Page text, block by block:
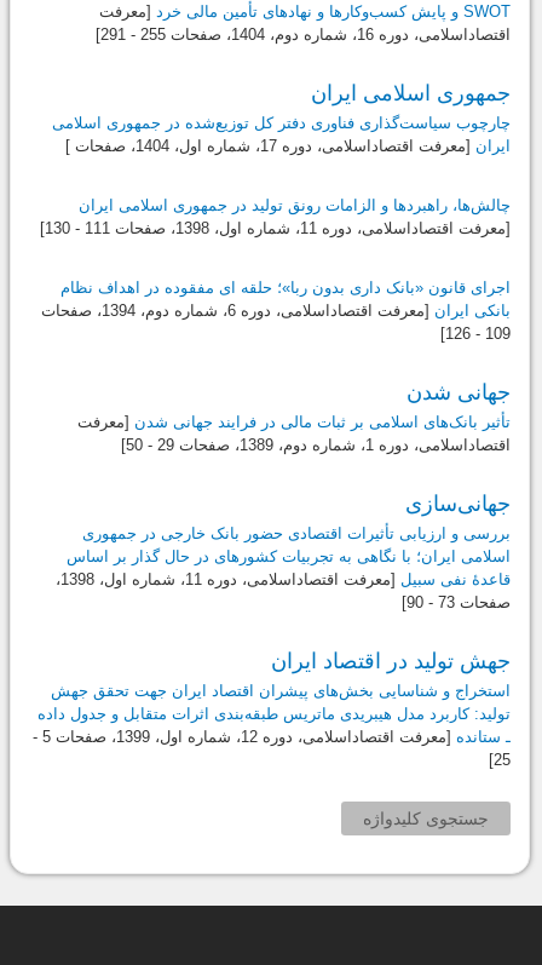
SWOT و پایش کسب‌وکارها و نهادهای تأمین مالی خرد
[معرفت
اقتصاداسلامی، دوره 16، شماره دوم،
1404، صفحات 255 - 291]
جمهوری اسلامی ایران
چارچوب سیاست‌گذاری فناوری دفتر کل‌ توزیع‌شده در جمهوری اسلامی
ایران [معرفت اقتصاداسلامی، دوره 17، شماره اول، 1404، صفحات ]
چالش‌ها، راهبردها و الزامات رونق تولید در جمهوری اسلامی ایران
[معرفت اقتصاداسلامی، دوره 11، شماره اول،
1398، صفحات 111 - 130]
اجرای قانون «بانک داری بدون ربا»؛ حلقه ای مفقوده در اهداف نظام
بانکی ایران [معرفت اقتصاداسلامی، دوره 6، شماره دوم، 1394، صفحات
109 - 126]
جهانی شدن
تأثیر بانک‌های اسلامی بر ثبات مالی در فرایند جهانی شدن [معرفت
اقتصاداسلامی، دوره 1، شماره دوم،
1389، صفحات 29 - 50]
جهانی‌سازی
بررسی و ارزیابی تأثیرات اقتصادی حضور بانک خارجی در جمهوری
اسلامی ایران؛ با نگاهی به تجربیات کشورهای در حال گذار بر اساس
قاعدۀ نفی سبیل [معرفت اقتصاداسلامی، دوره 11، شماره اول، 1398،
صفحات 73 - 90]
جهش تولید در اقتصاد ایران
استخراج و شناسایی بخش‌های پیشران اقتصاد ایران جهت تحقق جهش
تولید: کاربرد مدل هیبریدی ماتریس طبقه‌بندی اثرات متقابل و جدول داده
ـ ستانده [معرفت اقتصاداسلامی، دوره 12، شماره اول، 1399
، صفحات 5 -
25]
جستجوی کلیدواژه